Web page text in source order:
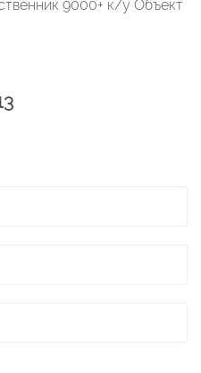
9000+ к/у Объект